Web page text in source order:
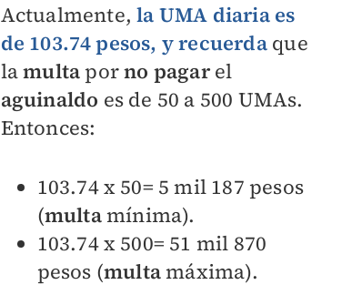
Actualmente,la UMA diaria es
de 103.74 pesos, y recuerdaque
lamulta porno pagarel
aguinaldo es de 50 a 500 UMAs.
Entonces:
103.74 x 50= 5 mil 187 pesos
(multamínima).
103.74 x 500= 51 mil 870
pesos (multamáxima).